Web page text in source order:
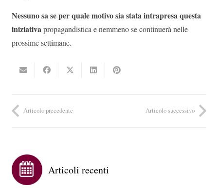
Nessuno sa se per quale motivo sia stata intrapresa questa
iniziativapropagandistica e nemmeno se continuerà nelle
prossime settimane.
Articolo precedente Articolo successivo
Articoli recenti